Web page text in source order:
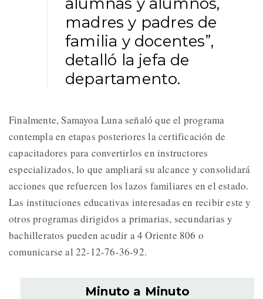
madres y padres de
familia y docentes”,
detalló la jefa de
departamento.
Finalmente, Samayoa Luna señaló que el programa
contempla en etapas posteriores la certificación de
capacitadores para convertirlos en instructores
especializados, lo que ampliará su alcance y consolidará
acciones que refuercen los lazos familiares en el estado.
Las instituciones educativas interesadas en recibir este y
otros programas dirigidos a primarias, secundarias y
bachilleratos pueden acudir a 4 Oriente 806 o
comunicarse al 22-12-76-36-92.
Minuto a Minuto